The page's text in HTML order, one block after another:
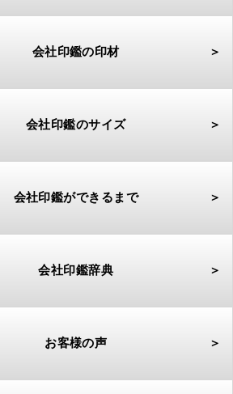
会社印鑑の印材 ＞
会社印鑑のサイズ ＞
会社印鑑ができるまで ＞
会社印鑑辞典 ＞
お客様の声 ＞